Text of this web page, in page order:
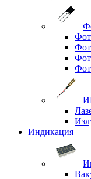
Индикация